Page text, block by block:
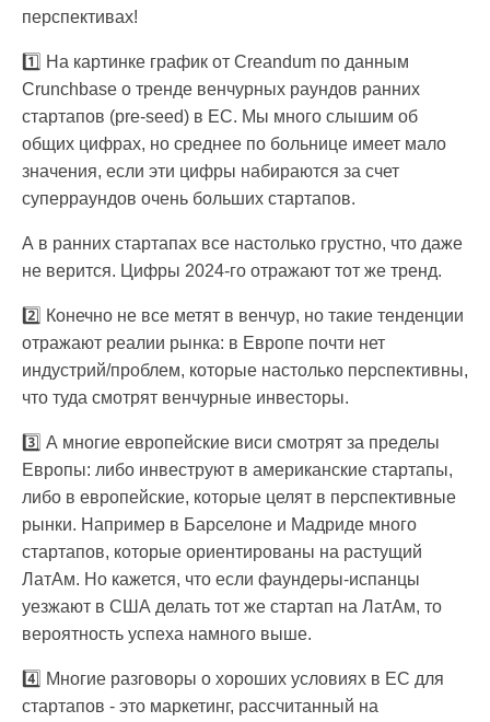
перспективах!
1️⃣ На картинке график от Creandum по данным
Crunchbase о тренде венчурных раундов ранних
стартапов (pre-seed) в ЕС. Мы много слышим об
общих цифрах, но среднее по больнице имеет мало
значения, если эти цифры набираются за счет
суперраундов очень больших стартапов.
А в ранних стартапах все настолько грустно, что даже
не верится. Цифры 2024-го отражают тот же тренд.
2️⃣ Конечно не все метят в венчур, но такие тенденции
отражают реалии рынка: в Европе почти нет
индустрий/проблем, которые настолько перспективны,
что туда смотрят венчурные инвесторы.
3️⃣ А многие европейские виси смотрят за пределы
Европы: либо инвеструют в американские стартапы,
либо в европейские, которые целят в перспективные
рынки. Например в Барселоне и Мадриде много
стартапов, которые ориентированы на растущий
ЛатАм. Но кажется, что если фаундеры-испанцы
уезжают в США делать тот же стартап на ЛатАм, то
вероятность успеха намного выше.
4️⃣ Многие разговоры о хороших условиях в ЕС для
стартапов - это маркетинг, рассчитанный на